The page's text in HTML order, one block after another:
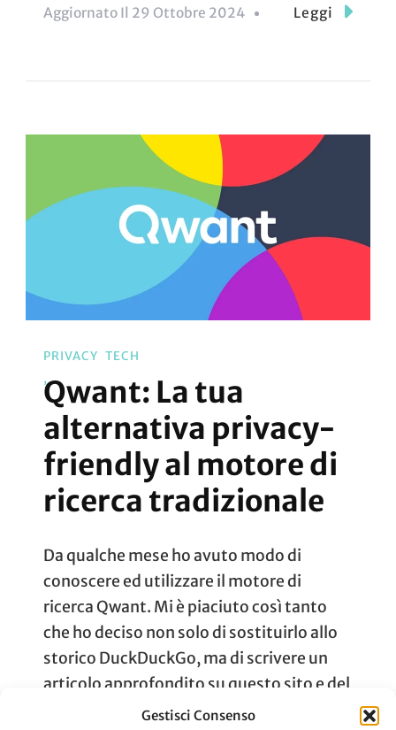
Gestisci Consenso
Aggiornato Il 29 Ottobre 2024 Leggi
PRIVACY TECH
Qwant: La tua
alternativa privacy-
friendly al motore di
ricerca tradizionale
Da qualche mese ho avuto modo di
conoscere ed utilizzare il motore di
ricerca Qwant. Mi è piaciuto così tanto
che ho deciso non solo di sostituirlo allo
storico DuckDuckGo, ma di scrivere un
articolo approfondito su questo sito e del
perché l’ho apprezzato tanto. Cos’è